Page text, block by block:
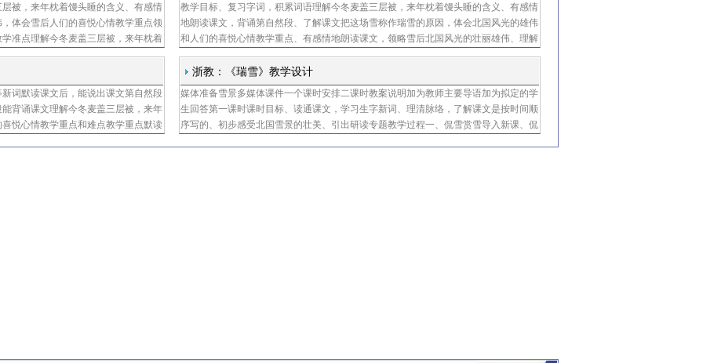
李园兴
被，来年枕着馒头睡的含义、有感情
体会雪后人们的喜悦心情教学重点领
准点理解今冬麦盖三层被，来年枕着
过程一、复习回顾、听写词语根据意
陈淑
教学目标、复习字词，积累词语理解今冬麦盖三层被，来年枕着馒头睡的含义、有感情
地朗读课文，背诵第自然段、了解课文把这场雪称作瑞雪的原因，体会北国风光的雄伟
和人们的喜悦心情教学重点、有感情地朗读课文，领略雪后北国风光的壮丽雄伟、理解
农谚今冬麦盖三层被，来年枕着馒头睡的含义教学准备师教学课件生复习雪被子教学过
程一、回
词默读课文后，能说出课文第自然段
背诵课文理解今冬麦盖三层被，来年
悦心情教学重点和难点教学重点默读
浙教：《瑞雪》教学设计
媒体准备雪景多媒体课件一个课时安排二课时教案说明加为教师主要导语加为拟定的学
生回答第一课时课时目标、读通课文，学习生字新词、理清脉络，了解课文是按时间顺
序写的、初步感受北国雪景的壮美、引出研读专题教学过程一、侃雪赏雪导入新课、侃